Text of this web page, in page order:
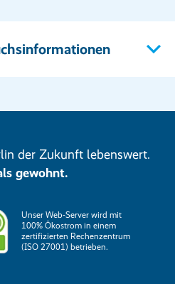
der Zukunft lebenswert.
gewohnt.
Unser Web-Server wird mit
100% Ökostrom in einem
zertifizierten Rechenzentrum
(ISO 27001) betrieben.